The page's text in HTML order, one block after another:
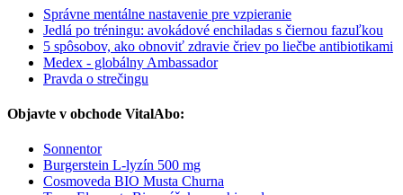
Správne mentálne nastavenie pre vzpieranie
Jedlá po tréningu: avokádové enchiladas s čiernou fazuľkou
5 spôsobov, ako obnoviť zdravie čriev po liečbe antibiotikami
Medex - globálny Ambassador
Pravda o strečingu
Objavte v obchode VitalAbo:
Sonnentor
Burgerstein L-lyzín 500 mg
Cosmoveda BIO Musta Churna